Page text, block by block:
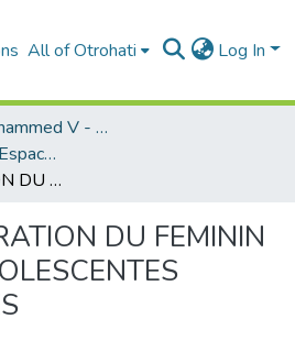
All of Otrohati Log In
Université Mohammed V - Rabat
CEDoc - Homme et Espace dans le Monde Méditerranéen
LA STRUCTURATION DU FEMININ CHEZ LES ADOLESCENTES AUOREXIQUES
DU FEMININ